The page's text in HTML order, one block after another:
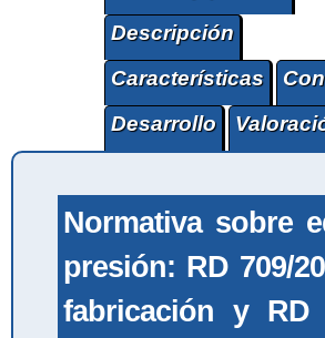
Descripción
Características
Desarrollo
Normativa sobre
presión: RD 709/
fabricación y RD